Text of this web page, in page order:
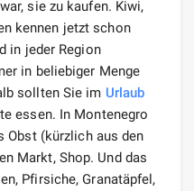
sie zu kaufen. Kiwi,
kennen jetzt schon
in jeder Region
in beliebiger Menge
sollten Sie im Urlaub
essen. In Montenegro
Obst (kürzlich aus den
Markt, Shop. Und das
Pfirsiche, Granatäpfel,